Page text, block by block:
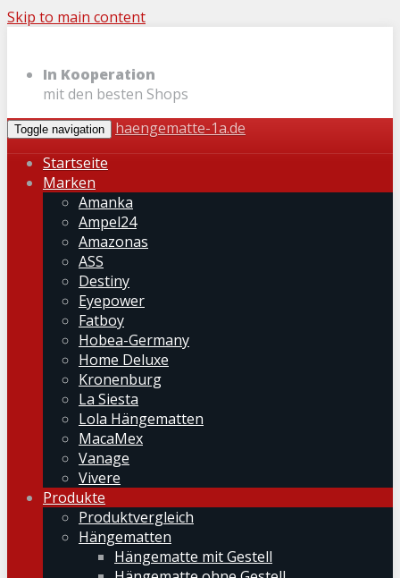
Skip to main content
In Kooperation
mit den besten Shops
Toggle navigation
haengematte-1a.de
Startseite
Marken
Amanka
Ampel24
Amazonas
ASS
Destiny
Eyepower
Fatboy
Hobea-Germany
Home Deluxe
Kronenburg
La Siesta
Lola Hängematten
MacaMex
Vanage
Vivere
Produkte
Produktvergleich
Hängematten
Hängematte mit Gestell